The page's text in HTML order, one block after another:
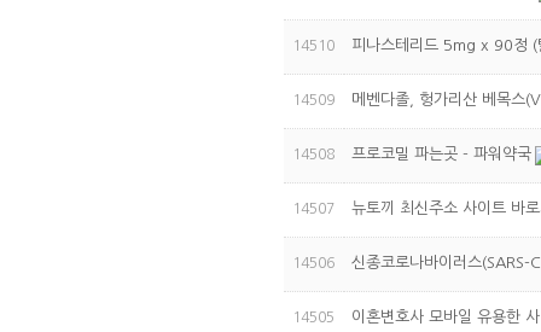
14510 피나스테리드 5mg x 90정
14509 메벤다졸, 헝가리산 베목스
14508 프로코밀 파는곳 - 파워약국
14507 뉴토끼 최신주소 사이트 바
14506 신종코로나바이러스
14505 이혼변호사 모바일 유용한